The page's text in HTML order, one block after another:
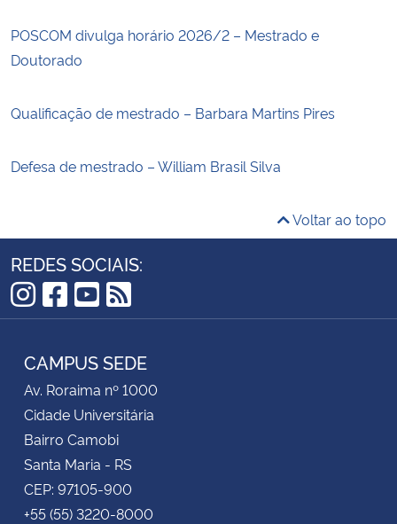
POSCOM divulga horário 2026/2 – Mestrado e
Doutorado
Qualificação de mestrado – Barbara Martins Pires
Defesa de mestrado – William Brasil Silva
Voltar ao topo
REDES SOCIAIS:
Instagram
Facebook
YouTube
RSS
CAMPUS SEDE
Av. Roraima nº 1000
Cidade Universitária
Bairro Camobi
Santa Maria - RS
CEP: 97105-900
+55 (55) 3220-8000